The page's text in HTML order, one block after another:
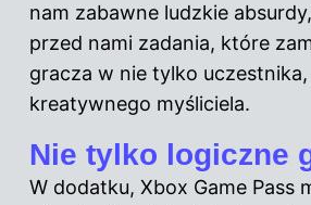
nam zabawne ludzkie
przed nami zadania, które
gracza w nie tylko
kreatywnego myśliciela.
Nie tylko logiczne
W dodatku, Xbox Game Pass